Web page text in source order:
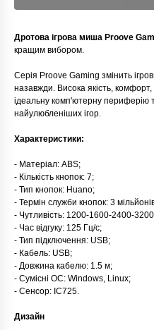
Дротова ігрова миша Proove
кращим вибором.
Серія Proove Gaming змінить
назавжди. Висока якість,
ідеальну комп'ютерну периферію
найулюбленіших ігор.
Характеристики:
- Матеріал: ABS;
- Кількість кнопок: 7;
- Тип кнопок: Huano;
- Термін служби кнопок: 3 мільйонів
- Чутливість: 1200-1600-2400-
- Час відгуку: 125 Гц/с;
- Тип підключення: USB;
- Кабель: USB;
- Довжина кабелю: 1.5 м;
- Сумісні ОС: Windows, Linux;
- Сенсор: IC725.
Дизайн